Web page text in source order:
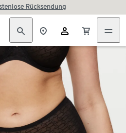
Rücksendung